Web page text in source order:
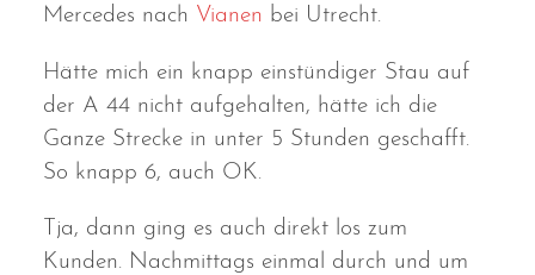
Mercedes nach Vianen bei Utrecht.
Hätte mich ein knapp einstündiger Stau auf
der A 44 nicht aufgehalten, hätte ich die
Ganze Strecke in unter 5 Stunden geschafft.
So knapp 6, auch OK.
Tja, dann ging es auch direkt los zum
Kunden. Nachmittags einmal durch und um